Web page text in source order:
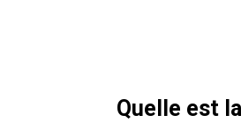
Quelle est